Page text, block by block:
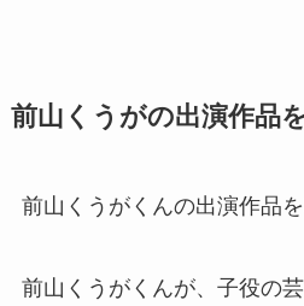
前山くうがの出演作品
前山くうがくんの出演作品
前山くうがくんが、子役の